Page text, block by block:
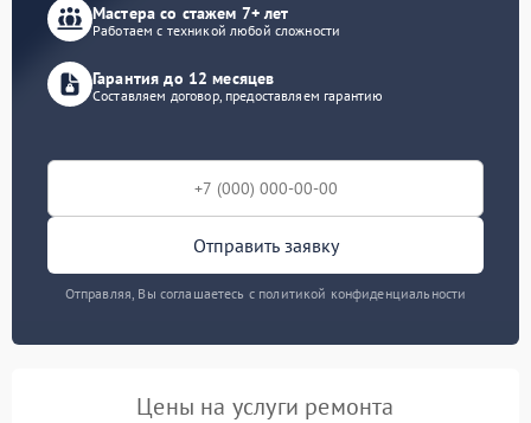
Мастера со стажем 7+ лет
Работаем с техникой любой сложности
Гарантия до 12 месяцев
Составляем договор, предоставляем гарантию
Отправить заявку
Отправляя, Вы соглашаетесь с политикой конфиденциальности
Цены на услуги ремонта